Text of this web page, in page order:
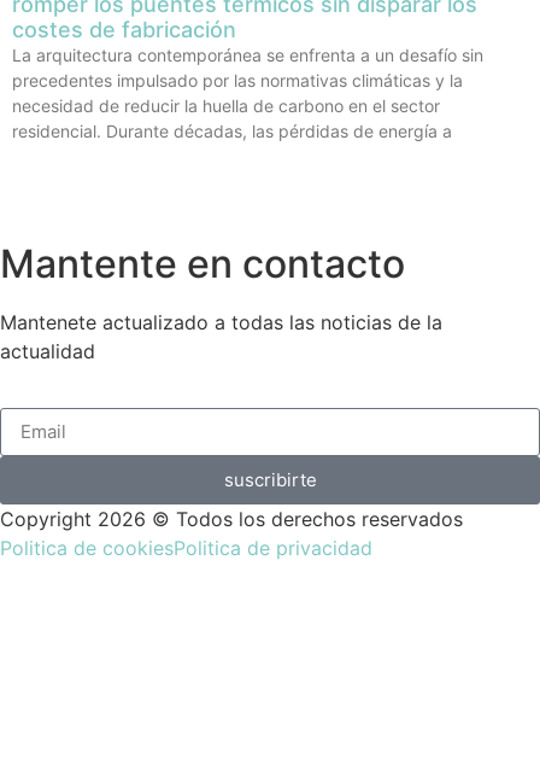
costes de fabricación
La arquitectura contemporánea se enfrenta a un desafío sin
precedentes impulsado por las normativas climáticas y la
necesidad de reducir la huella de carbono en el sector
residencial. Durante décadas, las pérdidas de energía a
Mantente en contacto
Mantenete actualizado a todas las noticias de la
actualidad
suscribirte
Copyright 2026 © Todos los derechos reservados
Politica de cookiesPolitica de privacidad